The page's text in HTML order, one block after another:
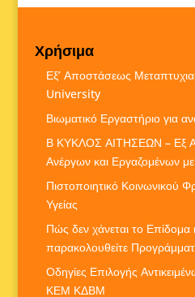
Χρήσιμα
Εξ’ Αποστάσεως
University
Βιωματικό Εργαστήριο για
Β ΚΥΚΛΟΣ ΑΙΤΗΣΕΩΝ – Εξ
Ανέργων και Εργαζομένων
Πιστοποιητικό Κοινωνικού
Υγείας
Πώς δεν χάνεται το Επίδομα
παρακολουθείτε
Οδηγίες Επιλογής
ΚΕΜ ΚΔΒΜ